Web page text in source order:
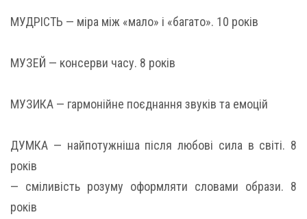
МУДРІСТЬ — міра між «мало» і «багато». 10 років
МУЗЕЙ — консерви часу. 8 років
МУЗИКА — гармонійне поєднання звуків та емоцій
ДУМКА — найпотужніша після любові сила в світі. 8
років
— сміливість розуму оформляти словами образи. 8
років